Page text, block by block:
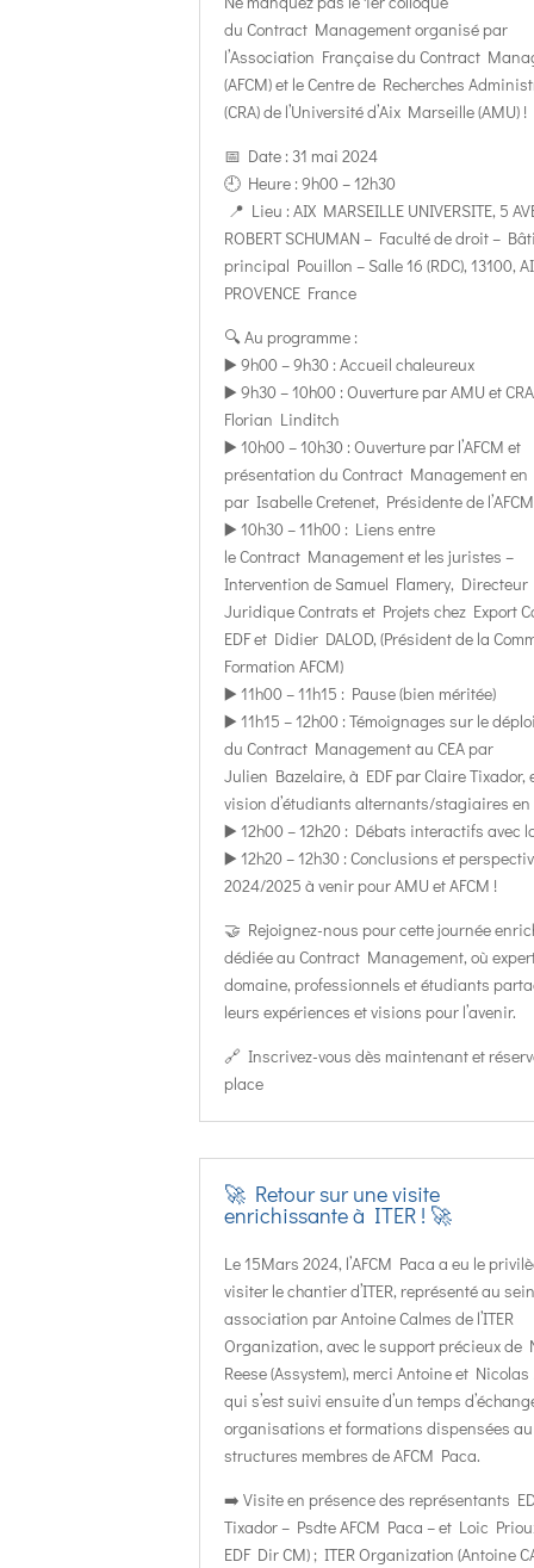
du Contract Management organisé par
l’Association Française du Contract
(AFCM) et le Centre de Recherches
(CRA) de l’Université d’Aix Marseille (AMU) !
📅 Date : 31 mai 2024
🕘 Heure : 9h00 – 12h30
📍 Lieu : AIX MARSEILLE UNIVERSITE, 5
ROBERT SCHUMAN – Faculté de droit –
principal Pouillon – Salle 16 (RDC), 13100,
PROVENCE France
🔍 Au programme :
▶️ 9h00 – 9h30 : Accueil chaleureux
▶️ 9h30 – 10h00 : Ouverture par AMU et
Florian Linditch
▶️ 10h00 – 10h30 : Ouverture par l’AFCM et
présentation du Contract Management en
par Isabelle Cretenet, Présidente de
▶️ 10h30 – 11h00 : Liens entre
le Contract Management et les juristes –
Intervention de Samuel Flamery, Directeur
Juridique Contrats et Projets chez Export
EDF et Didier DALOD, (Président de la
Formation AFCM)
▶️ 11h00 – 11h15 : Pause (bien méritée)
▶️ 11h15 – 12h00 : Témoignages sur le
du Contract Management au CEA par
Julien Bazelaire, à EDF par Claire Tixador,
vision d’étudiants alternants/stagiaires
▶️ 12h00 – 12h20 : Débats interactifs avec
▶️ 12h20 – 12h30 : Conclusions et
2024/2025 à venir pour AMU et AFCM !
🤝 Rejoignez-nous pour cette journée
dédiée au Contract Management, où
domaine, professionnels et étudiants
leurs expériences et visions pour l’avenir.
🔗 Inscrivez-vous dès maintenant et
place
🚀 Retour sur une visite
enrichissante à ITER ! 🚀
Le 15Mars 2024, l’AFCM Paca a eu le
visiter le chantier d’ITER, représenté au
association par Antoine Calmes de l’ITER
Organization, avec le support précieux de
Reese (Assystem), merci Antoine et
qui s’est suivi ensuite d’un temps
organisations et formations dispensées
structures membres de AFCM Paca.
➡️ Visite en présence des représentants
Tixador – Psdte AFCM Paca – et Loic
EDF Dir CM) ; ITER Organization (Antoine